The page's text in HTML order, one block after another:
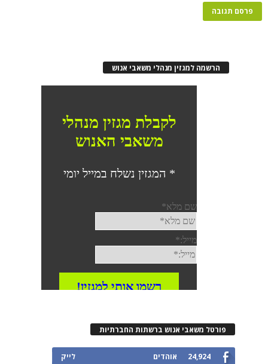
הרשמה למגזין מנהלי משאבי אנוש
פורטל משאבי אנוש ברשתות החברתיות
24,924 אוהדים לייק